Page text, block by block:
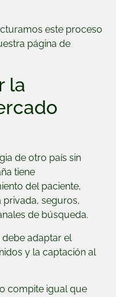
este proceso
página de
la
de otro país sin
tiene
del paciente,
privada, seguros,
de búsqueda.
debe adaptar el
y la captación al
compite igual que